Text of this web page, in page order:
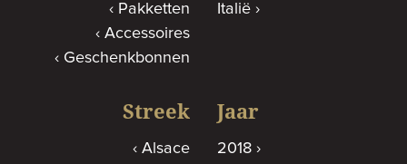
Pakketten
Accessoires
Geschenkbonnen
Italië
Streek
Alsace
Jaar
2018